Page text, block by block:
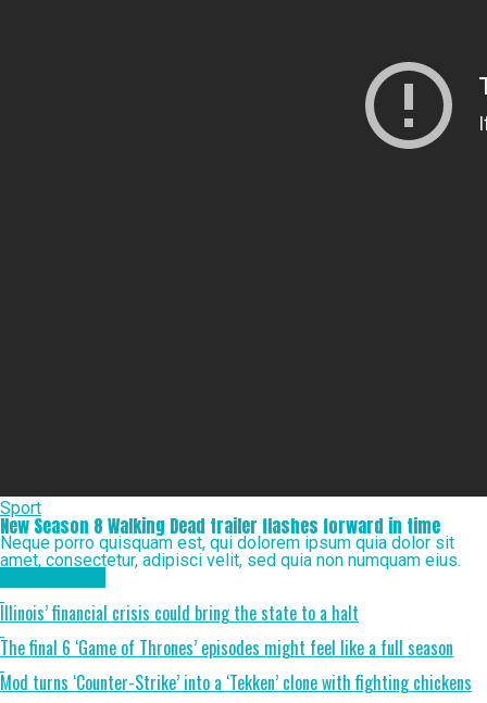
Sport
New Season 8 Walking Dead trailer flashes forward in time
Neque porro quisquam est, qui dolorem ipsum quia dolor sit
amet, consectetur, adipisci velit, sed quia non numquam eius.
Illinois’ financial crisis could bring the state to a halt
The final 6 ‘Game of Thrones’ episodes might feel like a full season
Mod turns ‘Counter-Strike’ into a ‘Tekken’ clone with fighting chickens